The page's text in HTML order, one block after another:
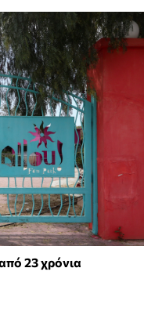
23 χρόνια